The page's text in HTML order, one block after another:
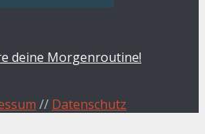
deine Morgenroutine!
// Datenschutz